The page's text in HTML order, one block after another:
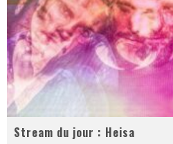
Stream du jour : Heisa